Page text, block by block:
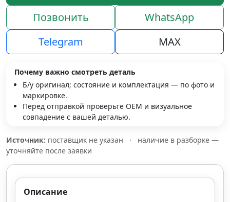
Позвонить
WhatsApp
Telegram
MAX
Почему важно смотреть деталь
Б/у оригинал; состояние и комплектация — по фото и
маркировке.
Перед отправкой проверьте OEM и визуальное
совпадение с вашей деталью.
Источник: поставщик не указан ·
наличие в разборке —
уточняйте после заявки
Описание